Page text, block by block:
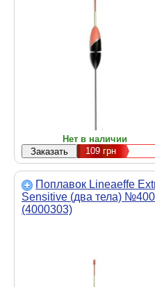
Нет в наличии
109грн
Поплавок Lineaeffe
Sensitive (два тела)
(4000303)